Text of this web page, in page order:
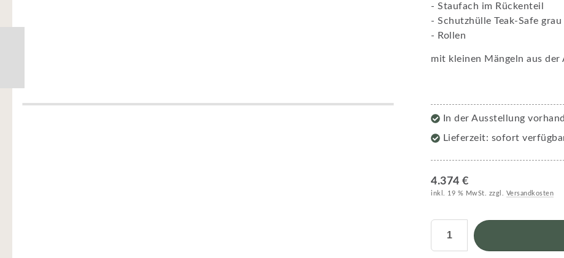
- Staufach im Rückenteil
- Schutzhülle Teak-Safe grau
- Rollen
mit kleinen Mängeln aus der
In der Ausstellung
Lieferzeit: sofort
4.374 €
inkl. 19 % MwSt. zzgl. Versandkosten